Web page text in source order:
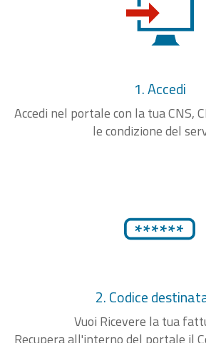
1. Accedi
Accedi nel portale con la tua CNS,
le condizione del
2. Codice
Vuoi Ricevere la tua
Recupera all'interno del portale il